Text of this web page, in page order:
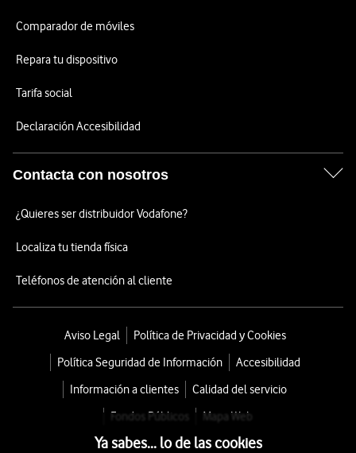
Comparador de móviles
Repara tu dispositivo
Tarifa social
Declaración Accesibilidad
Contacta con nosotros
¿Quieres ser distribuidor Vodafone?
Localiza tu tienda física
Teléfonos de atención al cliente
Aviso Legal
Política de Privacidad y Cookies
Política Seguridad de Información
Accesibilidad
Información a clientes
Calidad del servicio
Fondos Públicos
Mapa Web
Ya sabes... lo de las cookies